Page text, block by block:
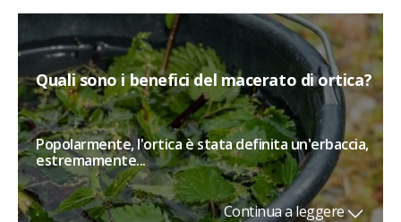
Quali sono i benefici del macerato di ortica?
Popolarmente, l'ortica è stata definita un'erbaccia,
estremamente...
Continua a leggere